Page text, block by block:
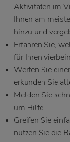
Aktivitäten im
Ihnen am
hinzu und
Erfahren Sie,
für Ihren
Werfen Sie
erkunden Sie
Melden Sie
um Hilfe.
Greifen Sie
nutzen Sie die